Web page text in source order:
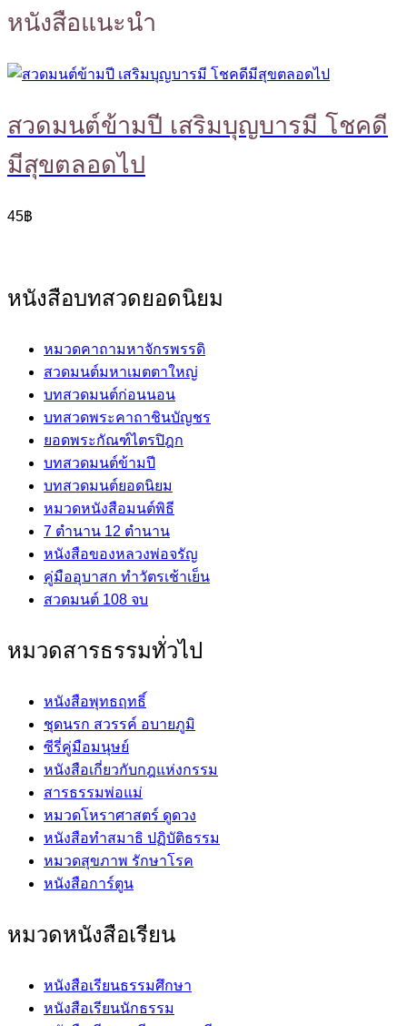
หนังสือแนะนำ
สวดมนต์ข้ามปี เสริมบุญบารมี โชคดี
มีสุขตลอดไป
45฿
หนังสือบทสวดยอดนิยม
หมวดคาถามหาจักรพรรดิ
สวดมนต์มหาเมตตาใหญ่
บทสวดมนต์ก่อนนอน
บทสวดพระคาถาชินบัญชร
ยอดพระกัณฑ์ไตรปิฎก
บทสวดมนต์ข้ามปี
บทสวดมนต์ยอดนิยม
หมวดหนังสือมนต์พิธี
7 ตำนาน 12 ตำนาน
หนังสือของหลวงพ่อจรัญ
คู่มืออุบาสก ทำวัตรเช้าเย็น
สวดมนต์ 108 จบ
หมวดสารธรรมทั่วไป
หนังสือพุทธฤทธิ์
ชุดนรก สวรรค์ อบายภูมิ
ซีรี่คู่มือมนุษย์
หนังสือเกี่ยวกับกฎแห่งกรรม
สารธรรมพ่อแม่
หมวดโหราศาสตร์ ดูดวง
หนังสือทำสมาธิ ปฏิบัติธรรม
หมวดสุขภาพ รักษาโรค
หนังสือการ์ตูน
หมวดหนังสือเรียน
หนังสือเรียนธรรมศึกษา
หนังสือเรียนนักธรรม